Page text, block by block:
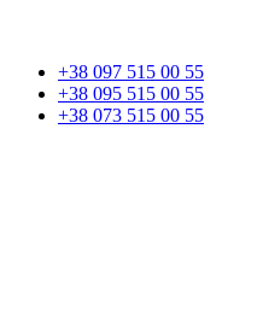
+38 097 515 00 55
+38 095 515 00 55
+38 073 515 00 55